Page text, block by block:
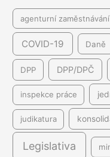
agenturní zaměstnávání
COVID-19 Daně
DPP DPP/DPČ
inspekce práce
judikatura
Legislativa